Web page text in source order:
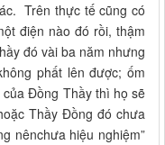
Trên thực tế cũng có
điện nào đó rồi, thậm
đó vài ba năm nhưng
phất lên được; ốm
Đồng Thầy thì họ sẽ
Thầy Đồng đó chưa
nênchưa hiệu nghiệm”